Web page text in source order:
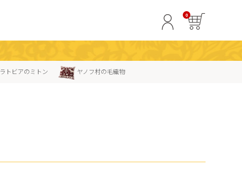
0
ラトビアのミトン ヤノフ村の毛織物